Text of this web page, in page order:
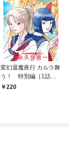
変幻退魔夜行 カルラ舞
う！ 特別編［1話売
り］220